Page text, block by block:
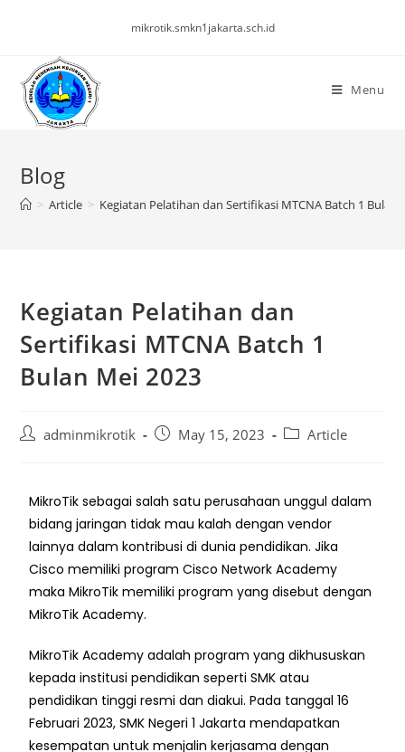
mikrotik.smkn1jakarta.sch.id
Menu
Blog
> Article > Kegiatan Pelatihan dan Sertifikasi MTCNA Batch 1 Bulan
Kegiatan Pelatihan dan
Sertifikasi MTCNA Batch 1
Bulan Mei 2023
adminmikrotik May 15, 2023 Article
MikroTik sebagai salah satu perusahaan unggul dalam
bidang jaringan tidak mau kalah dengan vendor
lainnya dalam kontribusi di dunia pendidikan. Jika
Cisco memiliki program Cisco Network Academy
maka MikroTik memiliki program yang disebut dengan
MikroTik Academy.
MikroTik Academy adalah program yang dikhususkan
kepada institusi pendidikan seperti SMK atau
pendidikan tinggi resmi dan diakui. Pada tanggal 16
Februari 2023, SMK Negeri 1 Jakarta mendapatkan
kesempatan untuk menjalin kerjasama dengan